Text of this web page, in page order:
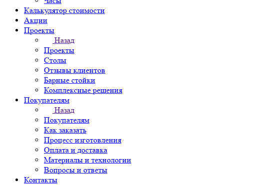
Калькулятор стоимости
Акции
Проекты
Назад
Проекты
Столы
Отзывы клиентов
Барные стойки
Комплексные решения
Покупателям
Назад
Покупателям
Как заказать
Процесс изготовления
Оплата и доставка
Материалы и технологии
Вопросы и ответы
Контакты